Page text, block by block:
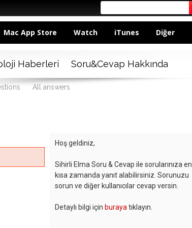
Mac App Store Watch iTunes Diğer
Haberleri Soru&Cevap Hakkında
All answers
Hoş geldiniz,
Sihirli Elma Soru & Cevap ile sorularınıza en
kısa zamanda yanıt alabilirsiniz. Sorunuzu
sorun ve diğer kullanıcılar cevap versin.
Detaylı bilgi için buraya tıklayın.